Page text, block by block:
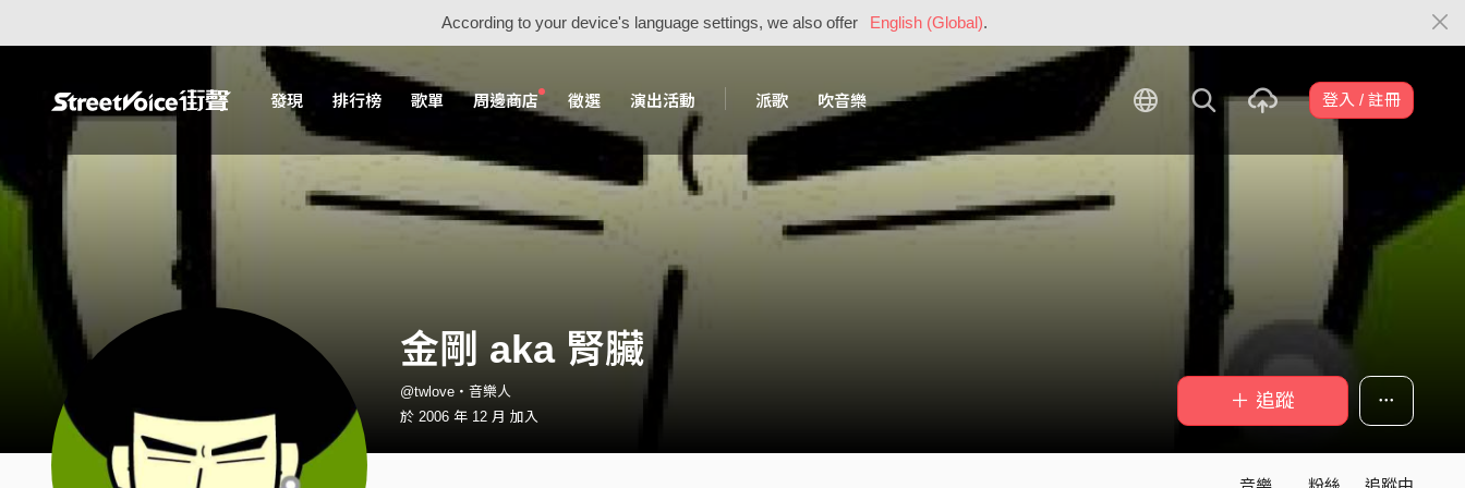
According to your device's language settings, we also offer English (Global).
發現 排行榜 歌單 周邊商店 徵選 演出活動 派歌 吹音樂 登入 / 註冊
金剛 aka 腎臟
@twlove・音樂人
於 2006 年 12 月 加入
＋ 追蹤